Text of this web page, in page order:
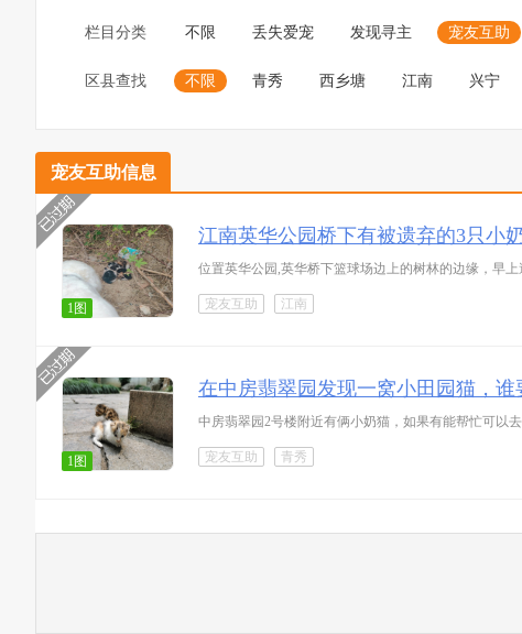
栏目分类 不限 丢失爱宠 发现寻主 宠友互助
区县查找 不限 青秀 西乡塘 江南 兴宁
宠友互助信息
1图
江南英华公园桥下有被遗弃的3只小
位置英华公园,英华桥下篮球场边上的树林的边缘，早
宠友互助 江南
1图
在中房翡翠园发现一窝小田园猫，谁
中房翡翠园2号楼附近有俩小奶猫，如果有能帮忙可以
宠友互助 青秀